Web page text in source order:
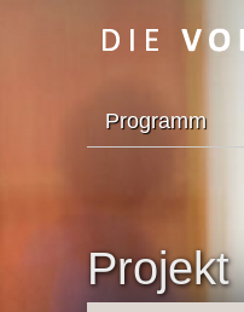
Programm
Projekt